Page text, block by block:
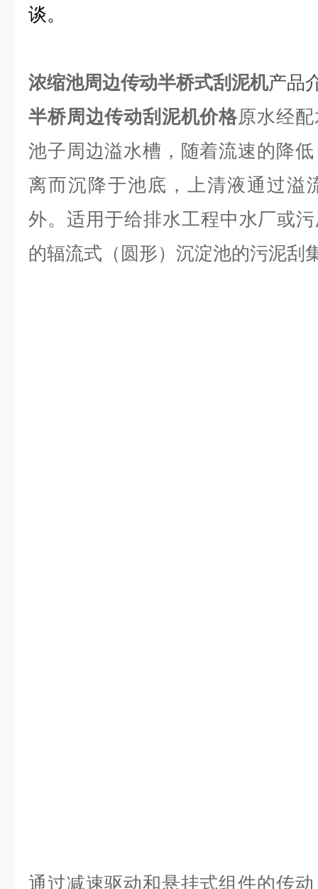
谈。
浓缩池周边传动半桥式刮泥机产品
半桥周边传动刮泥机价格原水经
池子周边溢水槽，随着流速的降
离而沉降于池底，上清液通过溢
外。适用于给排水工程中水厂或
的辐流式（圆形）沉淀池的污泥刮
通过减速驱动和悬挂式组件的传